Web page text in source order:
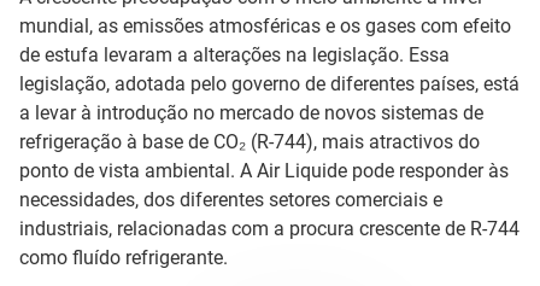
mundial, as emissões atmosféricas e os gases com efeito
de estufa levaram a alterações na legislação. Essa
legislação, adotada pelo governo de diferentes países, está
a levar à introdução no mercado de novos sistemas de
refrigeração à base de CO₂ (R-744), mais atractivos do
ponto de vista ambiental. A Air Liquide pode responder às
necessidades, dos diferentes setores comerciais e
industriais, relacionadas com a procura crescente de R-744
como fluído refrigerante.